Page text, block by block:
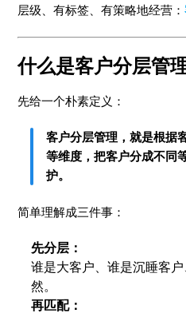
层级、有标签、有策略地经营：
什么是客户分层管
先给一个朴素定义：
客户分层管理，就是根据
等维度，把客户分成不同
护。
简单理解成三件事：
先分层：
谁是大客户、谁是沉睡客
然。
再匹配：